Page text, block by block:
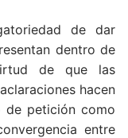
de dar
dentro de
de que las
hacen
de petición como
entre